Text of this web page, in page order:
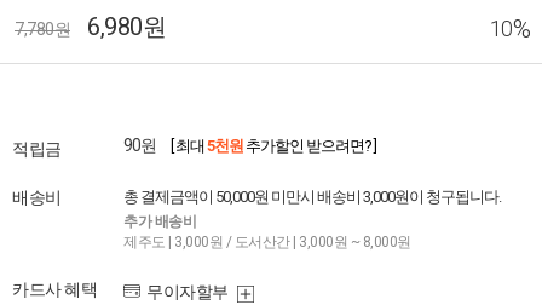
7,780원 6,980원 10%
적립금 90원 [ 최대 5천원 추가할인 받으려면? ]
배송비 총 결제금액이 50,000원 미만시 배송비 3,000원이 청구됩니다.
추가 배송비
제주도 | 3,000원 / 도서산간 | 3,000원 ~ 8,000원
카드사 혜택 무이자할부